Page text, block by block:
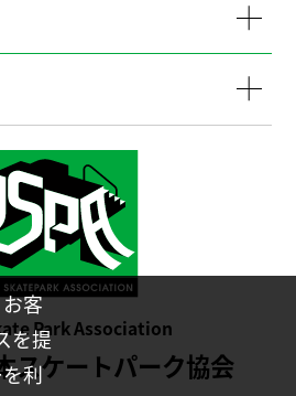
Park Association
スケートパーク協会
客
を提
利